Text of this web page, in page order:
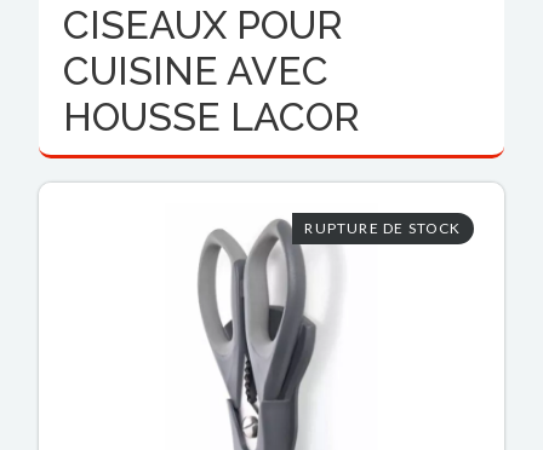
CISEAUX POUR
CUISINE AVEC
HOUSSE LACOR
RUPTURE DE STOCK